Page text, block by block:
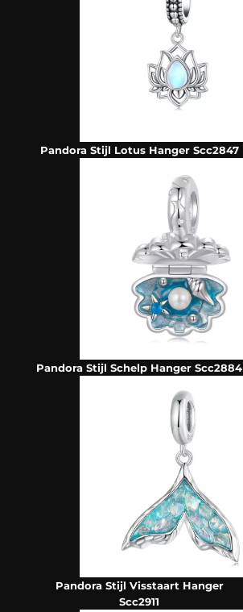
Pandora Stijl Lotus Hanger Scc2847
Pandora Stijl Schelp Hanger Scc2884
Pandora Stijl Visstaart Hanger
Scc2911